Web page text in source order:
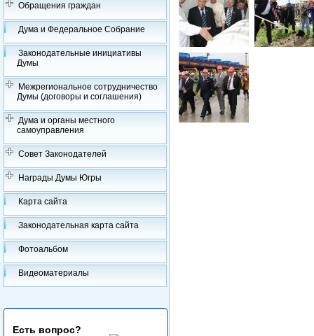
Обращения граждан
Дума и Федеральное Собрание
Законодательные инициативы
Думы
Межрегиональное сотрудничество
Думы (договоры и соглашения)
Дума и органы местного
самоуправления
Совет Законодателей
Награды Думы Югры
Карта сайта
Законодательная карта сайта
Фотоальбом
Видеоматериалы
Есть вопрос?